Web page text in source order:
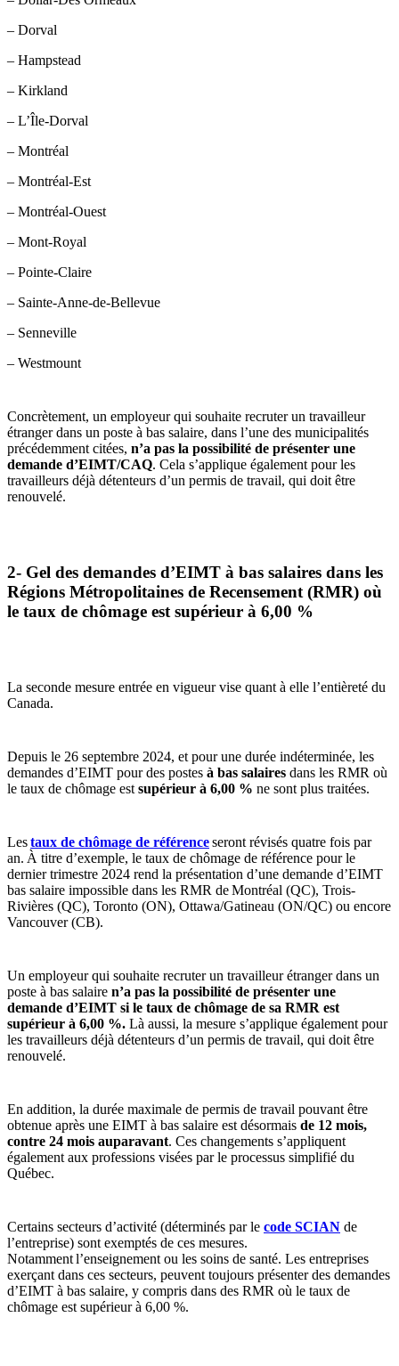
– Dorval
– Hampstead
– Kirkland
– L’Île-Dorval
– Montréal
– Montréal-Est
– Montréal-Ouest
– Mont-Royal
– Pointe-Claire
– Sainte-Anne-de-Bellevue
– Senneville
– Westmount
Concrètement, un employeur qui souhaite recruter un travailleur
étranger dans un poste à bas salaire, dans l’une des municipalités
précédemment citées, n’a pas la possibilité de présenter une
demande d’EIMT/CAQ. Cela s’applique également pour les
travailleurs déjà détenteurs d’un permis de travail, qui doit être
renouvelé.
2- Gel des demandes d’EIMT à bas salaires dans les
Régions Métropolitaines de Recensement (RMR) où
le taux de chômage est supérieur à 6,00 %
La seconde mesure entrée en vigueur vise quant à elle l’entièreté du
Canada.
Depuis le 26 septembre 2024, et pour une durée indéterminée, les
demandes d’EIMT pour des postes à bas salaires dans les RMR où
le taux de chômage est supérieur à 6,00 % ne sont plus traitées.
Lestaux de chômage de référenceseront révisés quatre fois par
an. À titre d’exemple, le taux de chômage de référence pour le
dernier trimestre 2024 rend la présentation d’une demande d’EIMT
bas salaire impossible dans les RMR de Montréal (QC), Trois-
Rivières (QC), Toronto (ON), Ottawa/Gatineau (ON/QC) ou encore
Vancouver (CB).
Un employeur qui souhaite recruter un travailleur étranger dans un
poste à bas salaire n’a pas la possibilité de présenter une
demande d’EIMT si le taux de chômage de sa RMR est
supérieur à 6,00 %. Là aussi, la mesure s’applique également pour
les travailleurs déjà détenteurs d’un permis de travail, qui doit être
renouvelé.
En addition, la durée maximale de permis de travail pouvant être
obtenue après une EIMT à bas salaire est désormais de 12 mois,
contre 24 mois auparavant. Ces changements s’appliquent
également aux professions visées par le processus simplifié du
Québec.
Certains secteurs d’activité (déterminés par le code SCIAN de
l’entreprise) sont exemptés de ces mesures.
Notamment l’enseignement ou les soins de santé. Les entreprises
exerçant dans ces secteurs, peuvent toujours présenter des demandes
d’EIMT à bas salaire, y compris dans des RMR où le taux de
chômage est supérieur à 6,00 %.